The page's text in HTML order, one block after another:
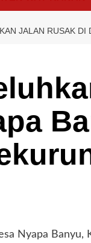
JALAN RUSAK DI
Nyapa Banyu,